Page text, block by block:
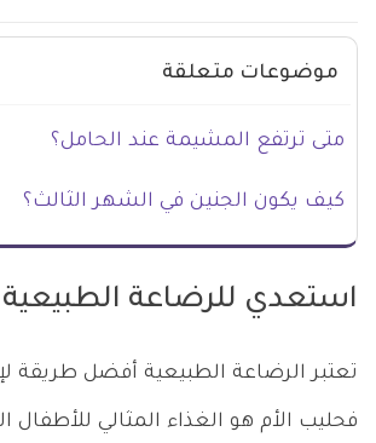
موضوعات متعلقة
متى ترتفع المشيمة عند الحامل؟
كيف يكون الجنين في الشهر الثالث؟
استعدي للرضاعة الطبيعية
تعتبر الرضاعة الطبيعية أفضل طريقة
فحليب الأم هو الغذاء المثالي للأطفال